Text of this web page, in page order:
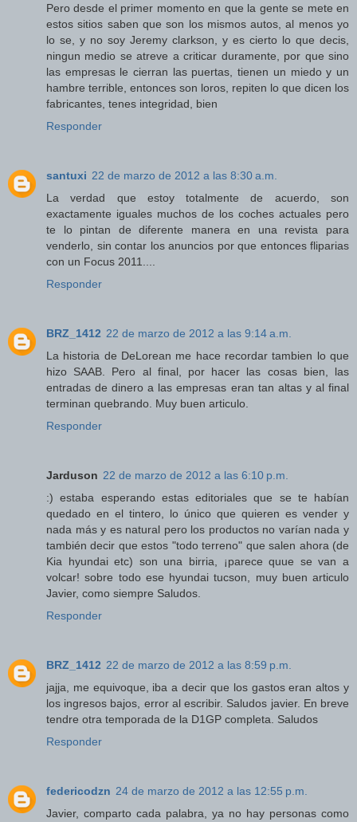
Pero desde el primer momento en que la gente se mete en
estos sitios saben que son los mismos autos, al menos yo
lo se, y no soy Jeremy clarkson, y es cierto lo que decis,
ningun medio se atreve a criticar duramente, por que sino
las empresas le cierran las puertas, tienen un miedo y un
hambre terrible, entonces son loros, repiten lo que dicen los
fabricantes, tenes integridad, bien
Responder
santuxi 22 de marzo de 2012 a las 8:30 a.m.
La verdad que estoy totalmente de acuerdo, son
exactamente iguales muchos de los coches actuales pero
te lo pintan de diferente manera en una revista para
venderlo, sin contar los anuncios por que entonces fliparias
con un Focus 2011....
Responder
BRZ_1412 22 de marzo de 2012 a las 9:14 a.m.
La historia de DeLorean me hace recordar tambien lo que
hizo SAAB. Pero al final, por hacer las cosas bien, las
entradas de dinero a las empresas eran tan altas y al final
terminan quebrando. Muy buen articulo.
Responder
Jarduson 22 de marzo de 2012 a las 6:10 p.m.
:) estaba esperando estas editoriales que se te habían
quedado en el tintero, lo único que quieren es vender y
nada más y es natural pero los productos no varían nada y
también decir que estos "todo terreno" que salen ahora (de
Kia hyundai etc) son una birria, ¡parece quue se van a
volcar! sobre todo ese hyundai tucson, muy buen articulo
Javier, como siempre Saludos.
Responder
BRZ_1412 22 de marzo de 2012 a las 8:59 p.m.
jajja, me equivoque, iba a decir que los gastos eran altos y
los ingresos bajos, error al escribir. Saludos javier. En breve
tendre otra temporada de la D1GP completa. Saludos
Responder
federicodzn 24 de marzo de 2012 a las 12:55 p.m.
Javier, comparto cada palabra, ya no hay personas como